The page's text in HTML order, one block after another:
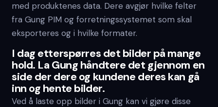
med produktenes data. Dere avgjør hvilke felter
fra Gung PIM og forretningssystemet som skal
eksporteres og i hvilke formater.
I dag etterspørres det bilder på mange
hold. La Gung håndtere det gjennom en
side der dere og kundene deres kan gå
inn og hente bilder.
Ved å laste opp bilder i Gung kan vi gjøre disse